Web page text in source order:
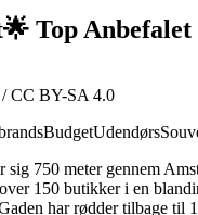
🌟 Top Anbefalet
CC BY-SA 4.0
BudgetUdendørs
750 meter gennem
150 butikker i en
har rødder tilbage til